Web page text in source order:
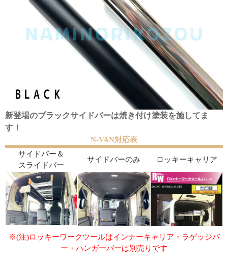
新登場のブラックサイドバーは焼き付け塗装を施してま
す！
N-VAN対応表
サイドバー＆
スライドバー
サイドバーのみ ロッキーキャリア
※(注)ロッキーワークツールはインナーキャリア・ラゲッジバ
ー・ハンガーバーは別売りです